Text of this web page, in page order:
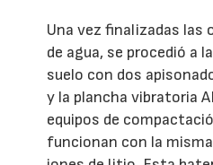
Una vez finalizadas las
de agua, se procedió a
suelo con dos
y la plancha vibratoria
equipos de
funcionan con la